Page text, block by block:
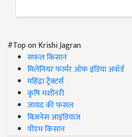
#Top on Krishi Jagran
सफल किसान
मिलेनियर फार्मर ऑफ इंडिया अवॉर्ड
महिंद्रा ट्रैक्टर्स
कृषि मशीनरी
जायद की फसल
बिज़नेस आइडियाज
पीएम किसान